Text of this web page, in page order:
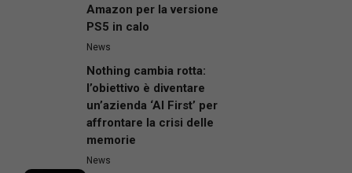
Amazon per la versione
PS5 in calo
News
Nothing cambia rotta:
l’obiettivo è diventare
un’azienda ‘AI First’ per
affrontare la crisi delle
memorie
News